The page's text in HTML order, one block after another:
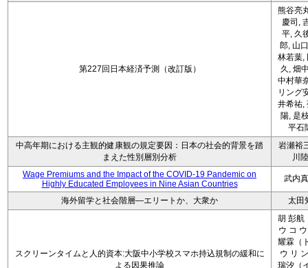
第227回日本経済予測（改訂版）
熊谷亮
慶司,
平, 久
郎, 山
林若葉,
久, 畑
中村華
リング
井希祐,
陽, 是
平石
中高年期における主観的健康観の規定要因：日本の社会的背景を踏
まえた性別層別分析
岩瀬裕
川
Wage Premiums and the Impact of the COVID‑19 Pandemic on
Highly Educated Employees in Nine Asian Countries
武内
海外留学と社会階層―エリートか、大衆か 太田
スクリーンタイムと人的資本:大阪中小学校スマホ持込規制の緩和に
よる因果推論
胡 彭航
ウ コ
耀霖（
ウ リ
瑞汐（